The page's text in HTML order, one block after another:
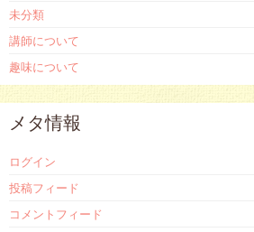
未分類
講師について
趣味について
メタ情報
ログイン
投稿フィード
コメントフィード